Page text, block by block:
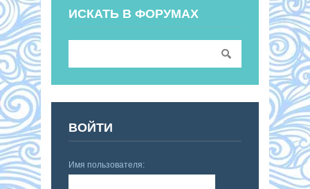
ИСКАТЬ В ФОРУМАХ
ВОЙТИ
Имя пользователя: